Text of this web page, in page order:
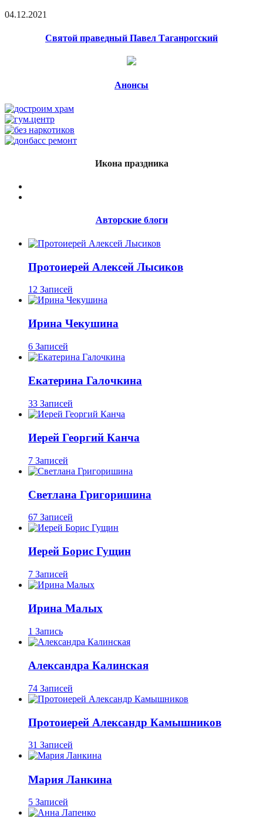
04.12.2021
Святой праведный Павел Таганрогский
Анонсы
Икона праздника
Авторские блоги
Протоиерей Алексей Лысиков
12 Записей
Ирина Чекушина
6 Записей
Екатерина Галочкина
33 Записей
Иерей Георгий Канча
7 Записей
Светлана Григоришина
67 Записей
Иерей Борис Гущин
7 Записей
Ирина Малых
1 Запись
Александра Калинская
74 Записей
Протоиерей Александр Камышников
31 Записей
Мария Ланкина
5 Записей